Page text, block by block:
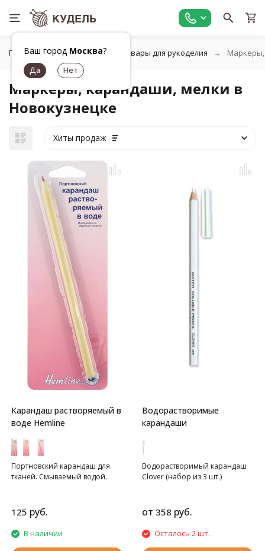
Ваш город Москва?
Главная Универсальные товары для рукоделия
Маркеры, карандаши, мелки в
Новокузнецке
Хиты продаж
Карандаш растворяемый в
воде Hemline
Портновский карандаш для
тканей. Смываемый водой.
125 руб.
В наличии
Водорастворимые
карандаши
Водорастворимый карандаш
Clover (набор из 3 шт.)
от 358 руб.
Осталось 2 шт.